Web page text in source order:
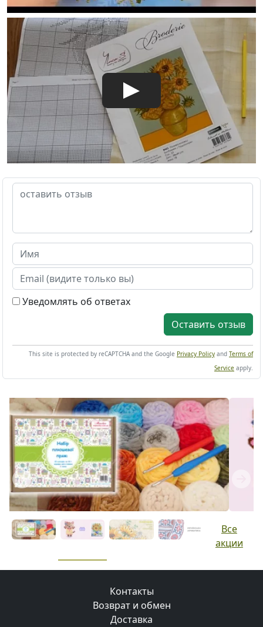
Уведомлять об ответах
Оставить отзыв
This site is protected by reCAPTCHA and the Google Privacy Policy and Terms of
Service apply.
Previous
Все
акции
Контакты
Возврат и обмен
Доставка